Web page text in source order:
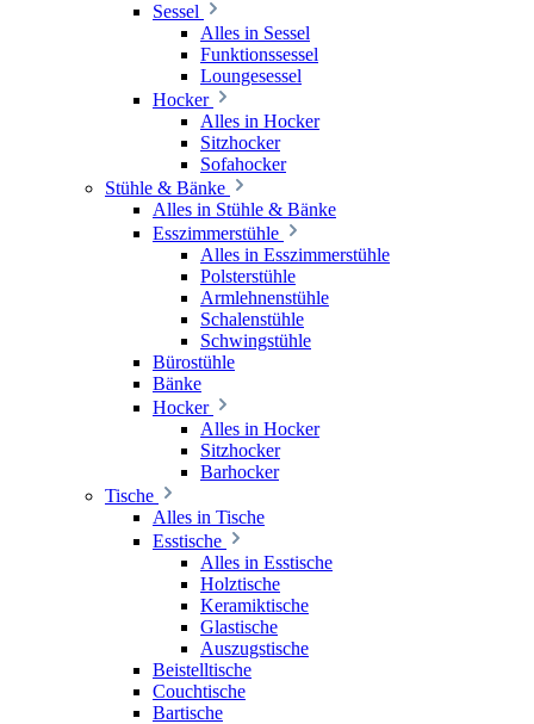
Sessel
Alles in Sessel
Funktionssessel
Loungesessel
Hocker
Alles in Hocker
Sitzhocker
Sofahocker
Stühle & Bänke
Alles in Stühle & Bänke
Esszimmerstühle
Alles in Esszimmerstühle
Polsterstühle
Armlehnenstühle
Schalenstühle
Schwingstühle
Bürostühle
Bänke
Hocker
Alles in Hocker
Sitzhocker
Barhocker
Tische
Alles in Tische
Esstische
Alles in Esstische
Holztische
Keramiktische
Glastische
Auszugstische
Beistelltische
Couchtische
Bartische